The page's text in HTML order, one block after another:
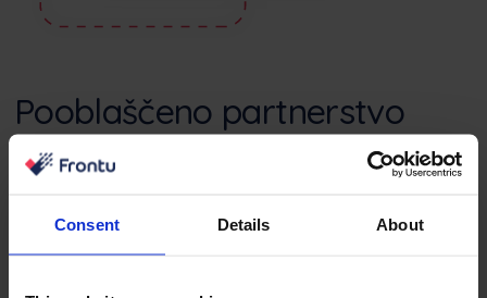
Consent Details About
Pooblaščeno partnerstvo
Če želite biti upravičeni do pooblaščenega
pravico do distribucije programske opreme Frontu